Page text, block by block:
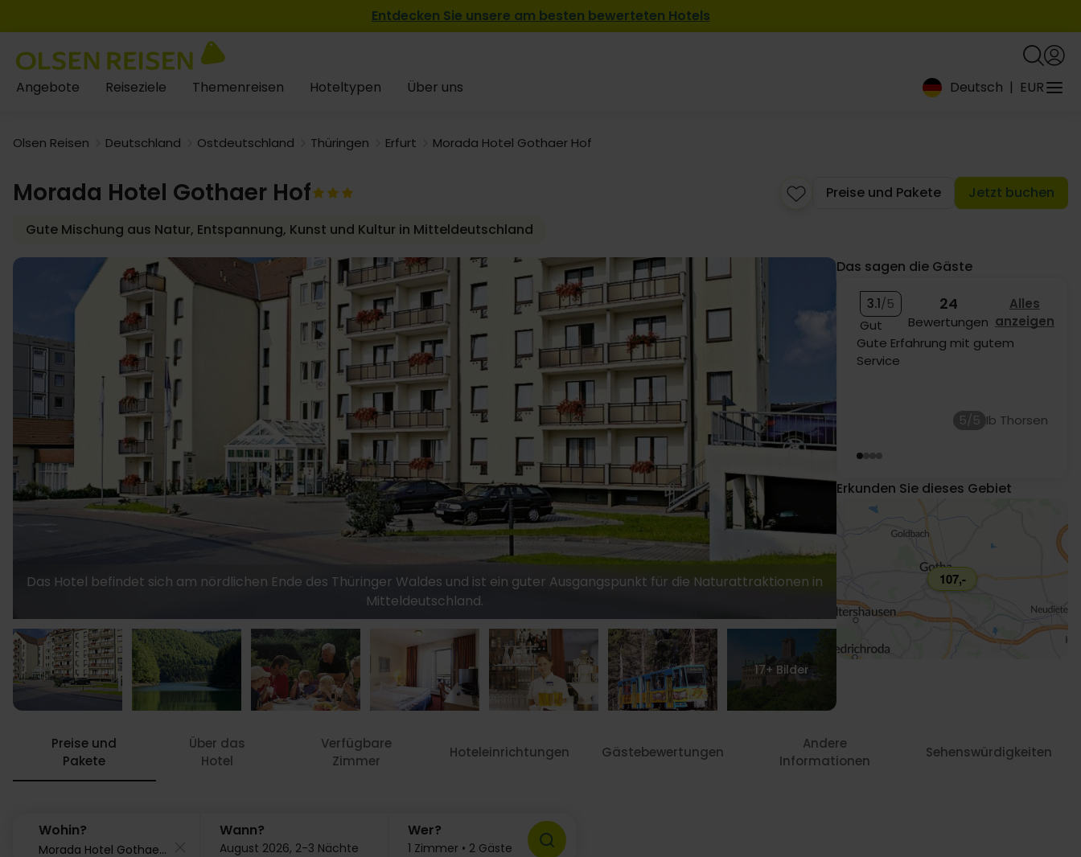
Entdecken Sie unsere am besten bewerteten Hotels
Angebote Reiseziele Themenreisen Hoteltypen Über uns Deutsch | EUR
Olsen Reisen Deutschland Ostdeutschland Thüringen Erfurt Morada Hotel Gothaer Hof
Morada Hotel Gothaer Hof Preise und Pakete
Jetzt buchen
Gute Mischung aus Natur, Entspannung, Kunst und Kultur in Mitteldeutschland
Das Hotel befindet sich am nördlichen Ende des Thüringer Waldes und ist ein guter Ausgangspunkt für die Naturattraktionen in
Mitteldeutschland.
17+ Bilder
Das sagen die Gäste
3.1/5
Gut
24
Bewertungen
Alles
anzeigen
Wir können nicht klagen.Ein
schöner Aufenthalt.
5/5
Erkunden Sie dieses Gebiet
107,-
Preise und
Pakete
Über das
Hotel
Verfügbare
Zimmer
Hoteleinrichtungen Gästebewertungen
Andere
Informationen
Sehenswürdigkeiten
Wohin? Wann?
August 2026, 2-3 Nächte
Wer?
1 Zimmer • 2 Gäste